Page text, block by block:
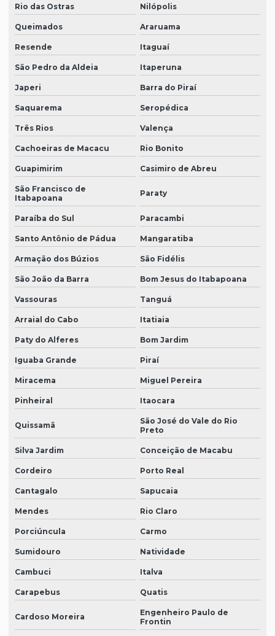
Rio das Ostras Nilópolis
Queimados Araruama
Resende Itaguaí
São Pedro da Aldeia Itaperuna
Japeri Barra do Piraí
Saquarema Seropédica
Três Rios Valença
Cachoeiras de Macacu Rio Bonito
Guapimirim Casimiro de Abreu
São Francisco de
Itabapoana
Paraty
Paraíba do Sul Paracambi
Santo Antônio de Pádua Mangaratiba
Armação dos Búzios São Fidélis
São João da Barra Bom Jesus do Itabapoana
Vassouras Tanguá
Arraial do Cabo Itatiaia
Paty do Alferes Bom Jardim
Iguaba Grande Piraí
Miracema Miguel Pereira
Pinheiral Itaocara
Quissamã
São José do Vale do Rio
Preto
Silva Jardim Conceição de Macabu
Cordeiro Porto Real
Cantagalo Sapucaia
Mendes Rio Claro
Porciúncula Carmo
Sumidouro Natividade
Cambuci Italva
Carapebus Quatis
Cardoso Moreira
Engenheiro Paulo de
Frontin